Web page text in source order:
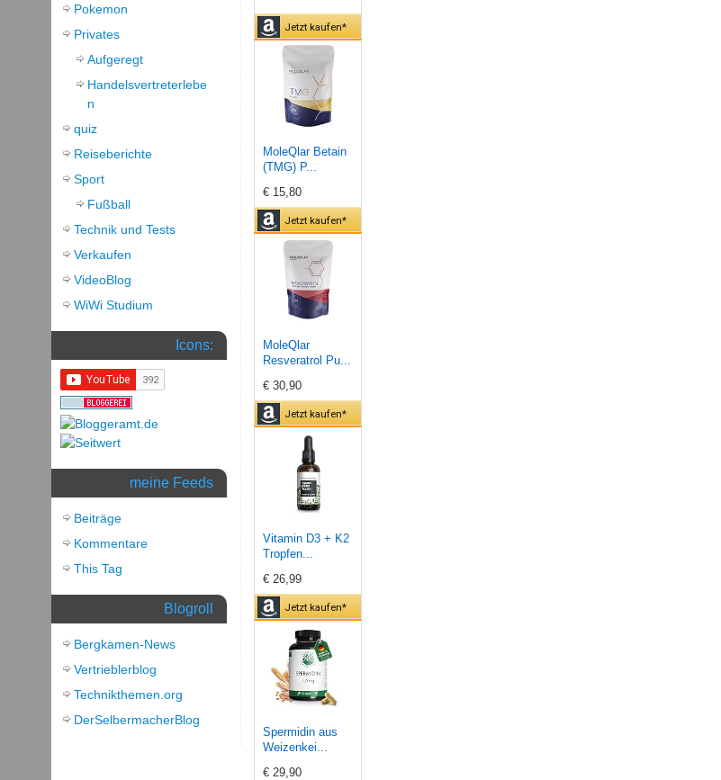
Jetzt kaufen*
MoleQlar Betain
(TMG) P...
€ 15,80
Jetzt kaufen*
MoleQlar
Resveratrol Pu...
€ 30,90
Jetzt kaufen*
Vitamin D3 + K2
Tropfen...
€ 26,99
Jetzt kaufen*
Spermidin aus
Weizenkei...
€ 29,90
Pokemon
Privates
Aufgeregt
Handelsvertreterlebe
n
quiz
Reiseberichte
Sport
Fußball
Technik und Tests
Verkaufen
VideoBlog
WiWi Studium
Icons:
meine Feeds
Beiträge
Kommentare
This Tag
Blogroll
Bergkamen-News
Vertrieblerblog
Technikthemen.org
DerSelbermacherBlog